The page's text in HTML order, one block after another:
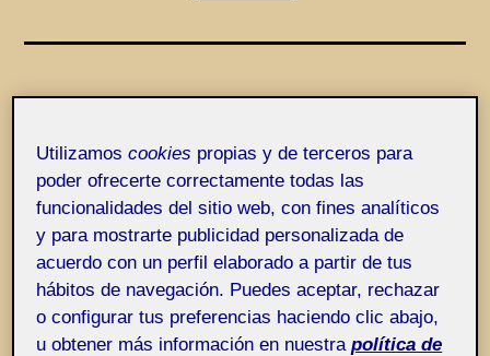
importante
Utilizamoscookies propias y de terceros para
poder ofrecerte correctamente todas las
funcionalidades del sitio web, con fines analíticos
y para mostrarte publicidad personalizada de
acuerdo con un perfil elaborado a partir de tus
hábitos de navegación. Puedes aceptar, rechazar
o configurar tus preferencias haciendo clic abajo,
u obtener más información en nuestra política de